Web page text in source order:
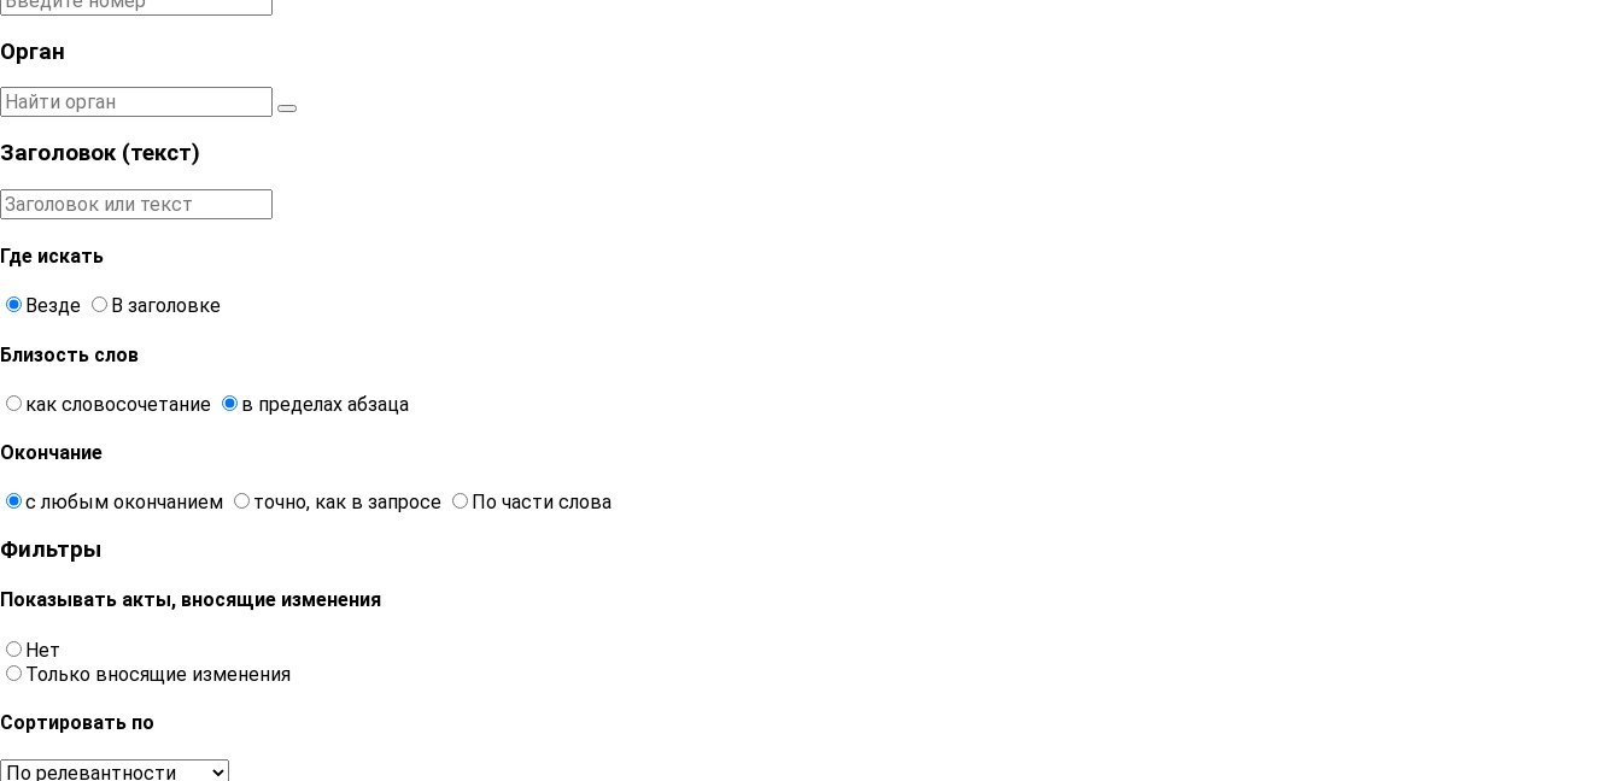
Орган
Заголовок (текст)
Где искать
Везде В заголовке
Близость слов
как словосочетание в пределах абзаца
Окончание
с любым окончанием точно, как в запросе По части слова
Фильтры
Показывать акты, вносящие изменения
Нет
Только вносящие изменения
Сортировать по